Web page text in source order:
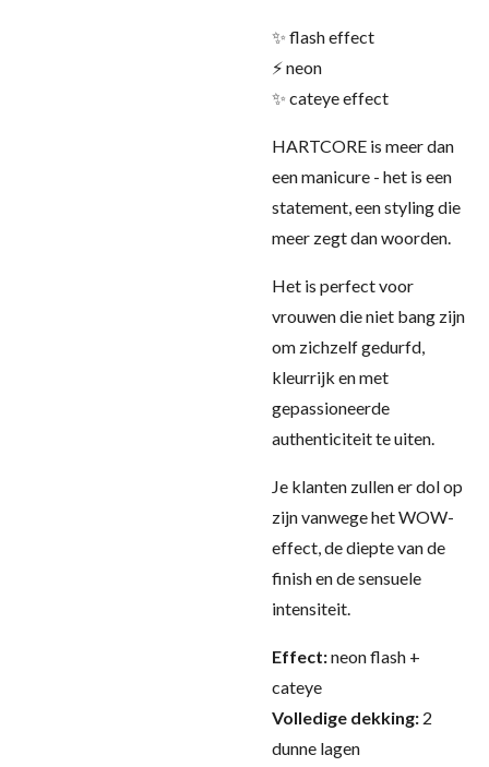
✨ flash effect
⚡ neon
✨ cateye effect
HARTCORE is meer dan
een manicure - het is een
statement, een styling die
meer zegt dan woorden.
Het is perfect voor
vrouwen die niet bang zijn
om zichzelf gedurfd,
kleurrijk en met
gepassioneerde
authenticiteit te uiten.
Je klanten zullen er dol op
zijn vanwege het WOW-
effect, de diepte van de
finish en de sensuele
intensiteit.
Effect:neon flash +
cateye
Volledige dekking: 2
dunne lagen